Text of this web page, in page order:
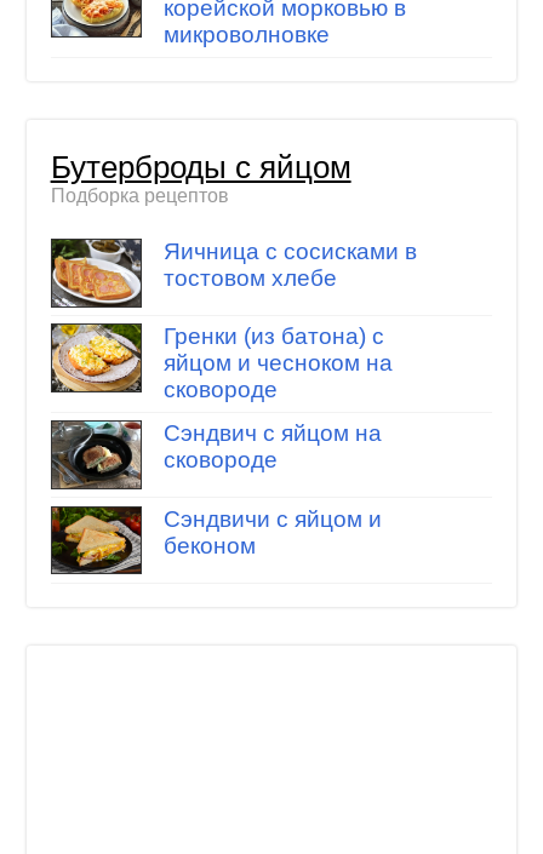
корейской морковью в
микроволновке
Бутерброды с яйцом
Подборка рецептов
Яичница с сосисками в
тостовом хлебе
Гренки (из батона) с
яйцом и чесноком на
сковороде
Сэндвич с яйцом на
сковороде
Сэндвичи с яйцом и
беконом